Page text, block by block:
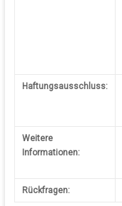
Haftungsausschluss:
Weitere
Informationen:
Rückfragen: